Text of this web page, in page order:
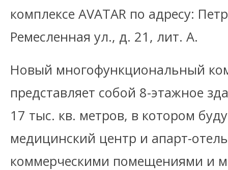
комплексе AVATAR по адресу:
Ремесленная ул., д. 21, лит. А.
Новый многофункциональный
представляет собой 8-этажное
17 тыс. кв. метров, в котором
медицинский центр и апарт-
коммерческими помещениями и